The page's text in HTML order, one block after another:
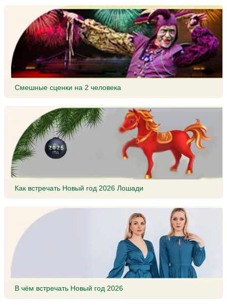
Смешные сценки на 2 человека
Как встречать Новый год 2026 Лошади
В чём встречать Новый год 2026